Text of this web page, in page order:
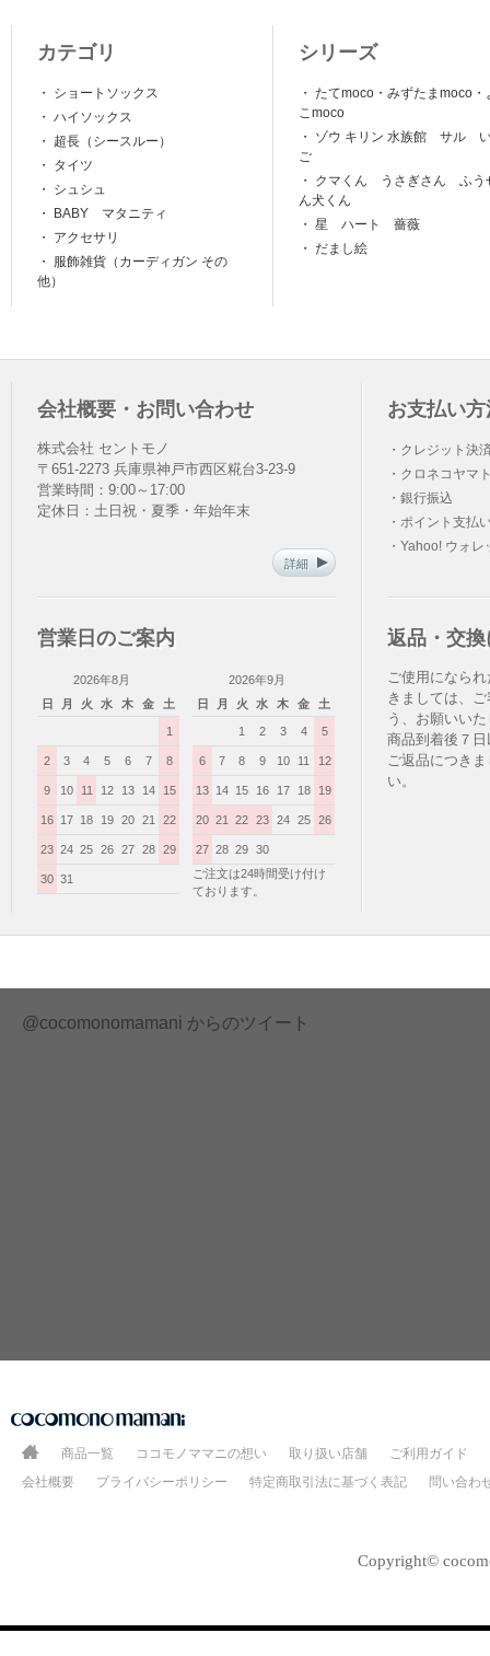
カテゴリ
・
ショートソックス
・ ハイソックス
・
超長（シースルー）
・
タイツ
・
シュシュ
・
BABY マタニティ
・
アクセサリ
・
服飾雑貨（カーディガン その
他）
シリーズ
・ たてmoco・みずたまmoco・
こmoco
・
ゾウ キリン 水族館 サル
ご
・
クマくん うさぎさん ふう
ん犬くん
・ 星 ハート 薔薇
・ だまし絵
会社概要・お問い合わせ
株式会社 セントモノ
〒651-2273 兵庫県神戸市西区糀台3-23-9
営業時間：9:00～17:00
定休日：土日祝・夏季・年始年末
詳細
営業日のご案内
2026年8月
日
月 火 水 木 金 土
1
2 3 4 5 6 7 8
9 10 11 12 13 14 15
16 17 18 19 20 21 22
23 24 25 26 27 28 29
30 31
2026年9月
日
月 火 水 木 金 土
1 2 3 4 5
6 7 8 9 10 11 12
13 14 15 16 17 18 19
20 21 22 23 24 25 26
27 28 29 30
ご注文は24時間受け付け
ております。
お支払い方
・クレジット決
・クロネコヤマ
・銀行振込
・ポイント支払
・Yahoo! ウォレ
返品・交
ご使用になら
きましては、
う、お願いい
商品到着後７
ご返品につき
い。
@cocomonomamani からのツイート
商品一覧 ココモノママニの想い 取り扱い店舗
ご利用ガイド
会社概要
プライバシーポリシー 特定商取引法に基づく表記 問い合わ
Copyright©